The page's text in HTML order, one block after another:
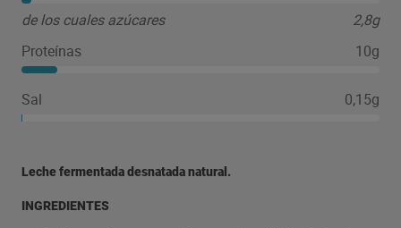
de los cuales azúcares
2,8g
Proteínas
10g
Sal 0,15g
Leche fermentada desnatada natural.
INGREDIENTES